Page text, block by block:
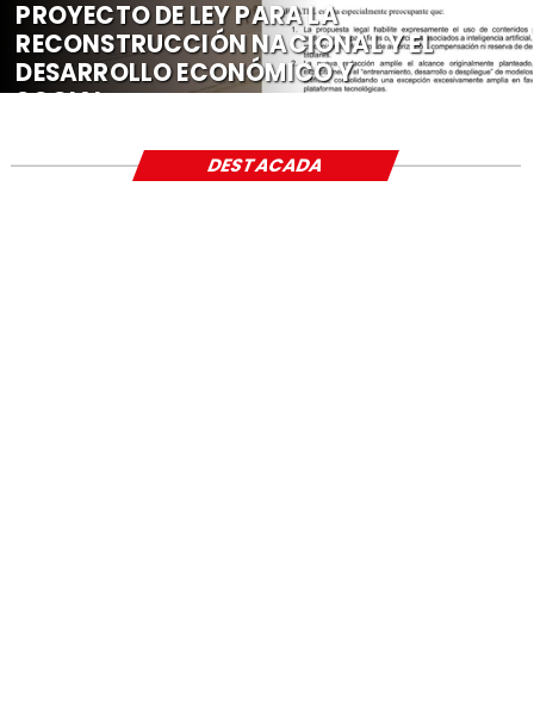
PROYECTO DE LEY PARA LA
RECONSTRUCCIÓN NACIONAL Y EL
DESARROLLO ECONÓMICO Y
SOCIAL
DESTACADA